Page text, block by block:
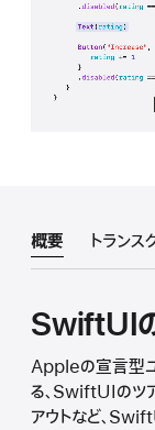
概要 トランス
SwiftUI
Appleの宣言型ユ
る、SwiftUIのツ
アウトなど、